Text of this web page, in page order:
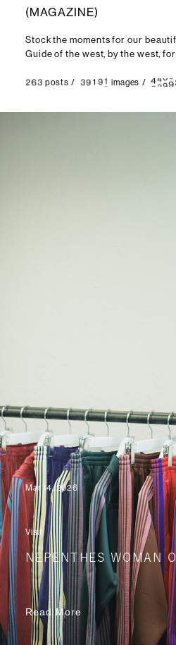
(MAGAZ N E)
Stock the moments for our
Guide of the west, by the west,
posts / images /
Mar 14, 2026
Visit
NEPENTHES WOMAN
Read More
Read More